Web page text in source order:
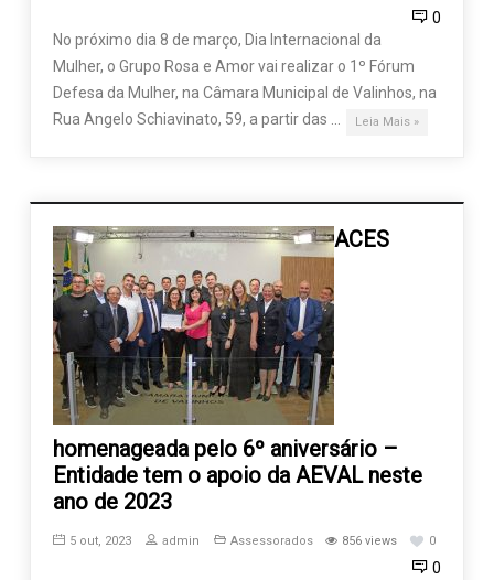
0
No próximo dia 8 de março, Dia Internacional da
Mulher, o Grupo Rosa e Amor vai realizar o 1º Fórum
Defesa da Mulher, na Câmara Municipal de Valinhos, na
Rua Angelo Schiavinato, 59, a partir das …
Leia Mais »
ACES
homenageada pelo 6º aniversário –
Entidade tem o apoio da AEVAL neste
ano de 2023
5 out, 2023 admin Assessorados 856 views 0
0